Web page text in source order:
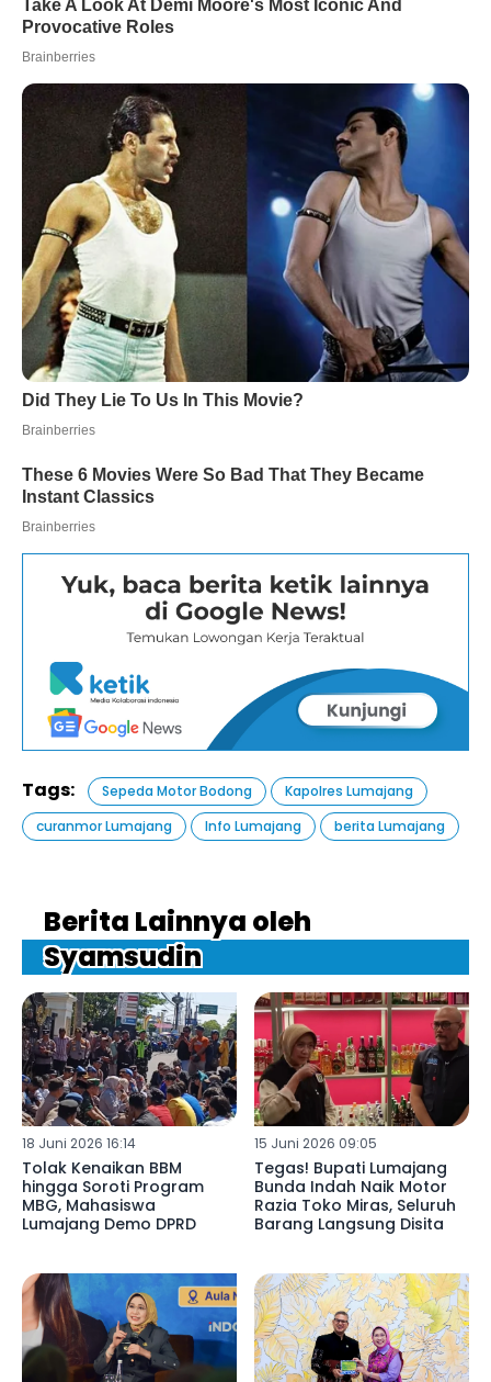
Tags: Sepeda Motor Bodong
Kapolres Lumajang
curanmor Lumajang
Info Lumajang berita Lumajang
Berita Lainnya oleh
Syamsudin
18 Juni 2026 16:14
Tolak Kenaikan BBM
hingga Soroti Program
MBG, Mahasiswa
Lumajang Demo DPRD
15 Juni 2026 09:05
Tegas! Bupati Lumajang
Bunda Indah Naik Motor
Razia Toko Miras, Seluruh
Barang Langsung Disita